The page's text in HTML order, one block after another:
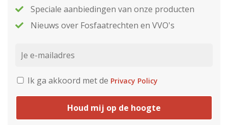
Speciale aanbiedingen van onze producten
Nieuws over Fosfaatrechten en VVO's
Ik ga akkoord met de Privacy Policy
Houd mij op de hoogte